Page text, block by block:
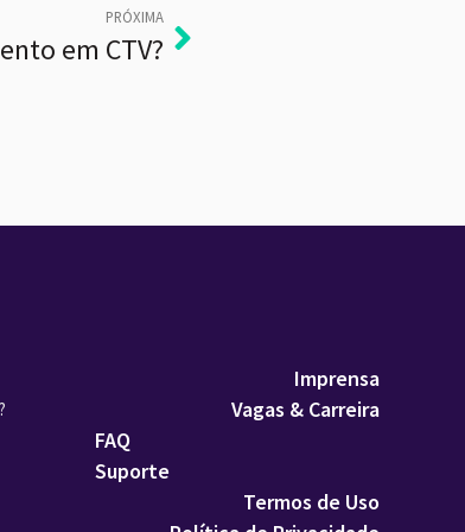
PRÓXIMA
em CTV?
Imprensa
Vagas & Carreira
FAQ
Suporte
Termos de Uso